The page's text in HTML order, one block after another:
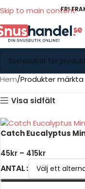
Skip to main content
FRI
Hem Produkter märkta
Visa sidfält
Catch Eucalyptus
45kr – 415kr
ANTAL